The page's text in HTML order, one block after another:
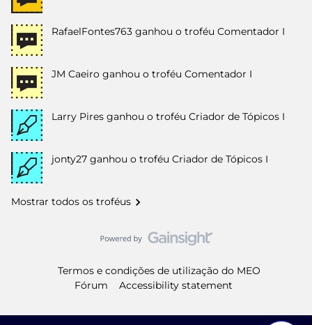
RafaelFontes763 ganhou o troféu Comentador I
JM Caeiro ganhou o troféu Comentador I
Larry Pires ganhou o troféu Criador de Tópicos I
jonty27 ganhou o troféu Criador de Tópicos I
Mostrar todos os troféus
Termos e condições de utilização do MEO
Fórum
Accessibility statement